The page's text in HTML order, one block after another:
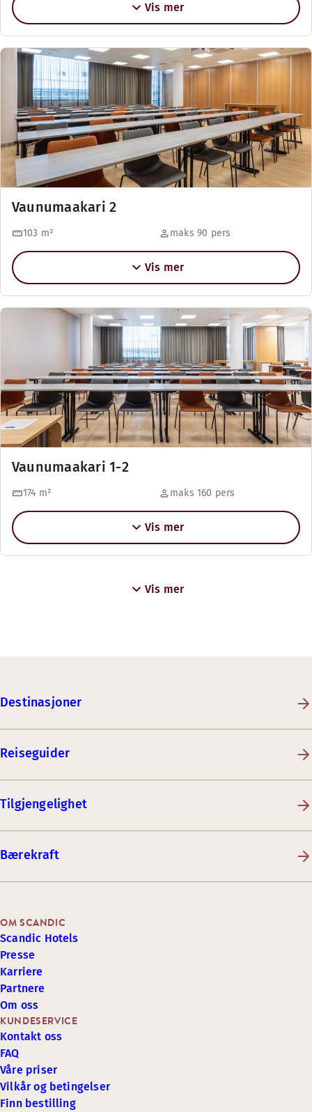
Vis mer
Vaunumaakari 2
103 m² maks 90 pers
Vis mer
Vaunumaakari 1-2
174 m² maks 160 pers
Vis mer
Vis mer
Destinasjoner
Reiseguider
Tilgjengelighet
Bærekraft
KUNDESERVICE
Kontakt oss
FAQ
Våre priser
Vilkår og betingelser
Finn bestilling
OM SCANDIC
Scandic Hotels
Presse
Karriere
Partnere
Om oss